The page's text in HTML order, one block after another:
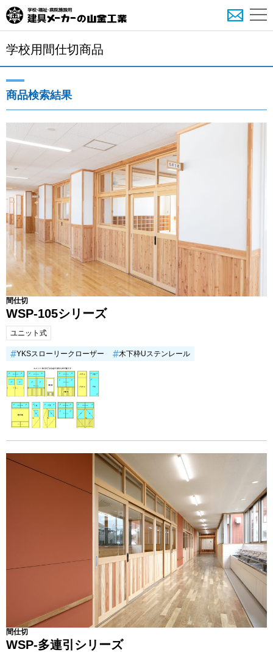
学校用間仕切商品
商品検索結果
間仕切
WSP-105シリーズ
ユニット式
YKSスローリークローザー 木下枠Uステンレール
間仕切
WSP-多連引シリーズ